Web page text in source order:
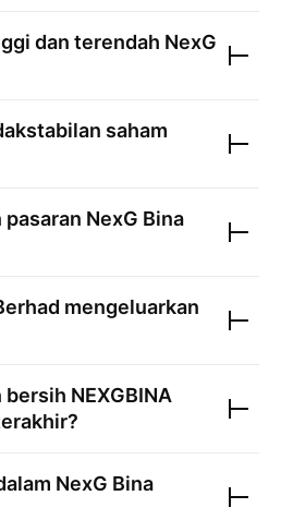
dan terendah NexG
saham
pasaran NexG Bina
mengeluarkan
bersih NEXGBINA
NexG Bina